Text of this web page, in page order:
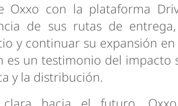
Oxxo con la plataforma
de sus rutas de
y continuar su expansión
es un testimonio del
y la distribución.